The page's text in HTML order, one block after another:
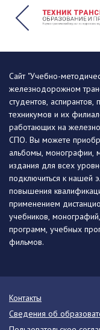
Сайт "Учебно-
железнодорожном
студентов,
техникумов и их
работающих на
СПО. Вы можете
альбомы, монографии,
издания для всех
подключиться к нашей
повышения
применением
учебников,
программ, учебных
фильмов.
Контакты
Сведения об